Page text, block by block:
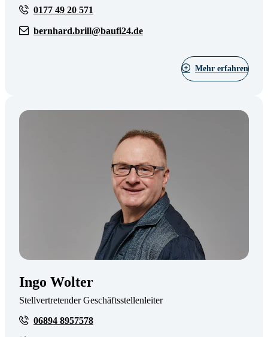
0177 49 20 571
bernhard.brill@baufi24.de
Mehr erfahren
Ingo Wolter
Stellvertretender Geschäftsstellenleiter
06894 8957578